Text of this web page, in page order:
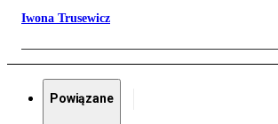
Iwona Trusewicz
Powiązane